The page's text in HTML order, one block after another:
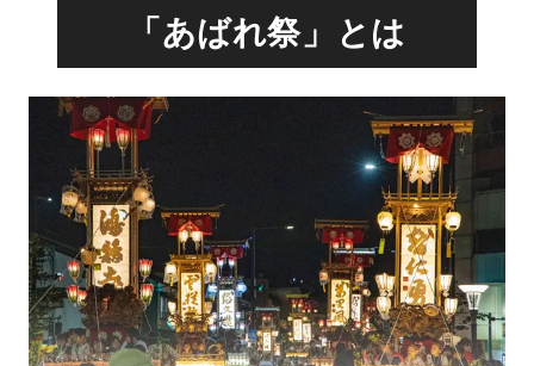
「あばれ祭」とは